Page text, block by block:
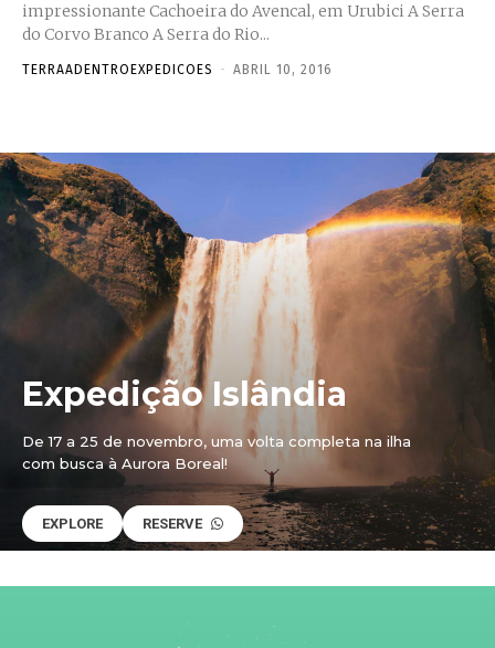
impressionante Cachoeira do Avencal, em Urubici A Serra
do Corvo Branco A Serra do Rio...
TERRAADENTROEXPEDICOES - ABRIL 10, 2016
Expedição Islândia
De 17 a 25 de novembro, uma volta completa na ilha
com busca à Aurora Boreal!
EXPLORE RESERVE